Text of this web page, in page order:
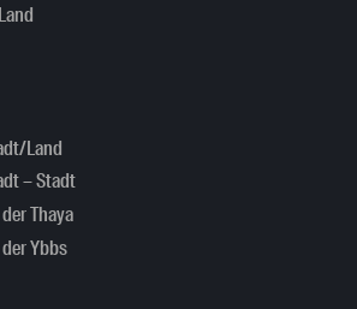
Land
– Stadt
Thaya
Ybbs